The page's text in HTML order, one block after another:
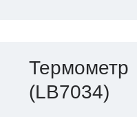
Термометр
(LB7034)